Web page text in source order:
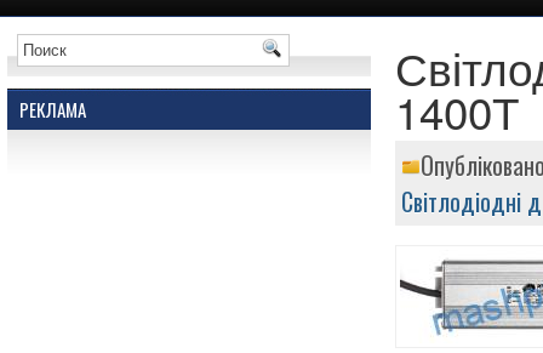
РЕКЛАМА 1400Т
Світлодіодні